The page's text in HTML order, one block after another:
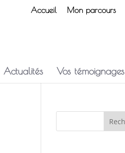
Accueil Mon parcours
Actualités Vos témoignages